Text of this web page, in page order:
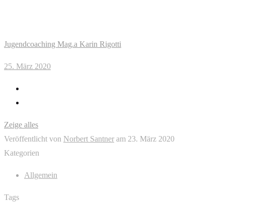
Jugendcoaching Mag.a Karin Rigotti
25. März 2020
Zeige alles
Veröffentlicht von Norbert Santner am 23. März 2020
Kategorien
Allgemein
Tags